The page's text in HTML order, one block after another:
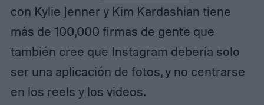
con Kylie Jenner y Kim Kardashian tiene
más de 100,000 firmas de gente que
también cree que Instagram debería solo
ser una aplicación de fotos, y no centrarse
en los reels y los videos.